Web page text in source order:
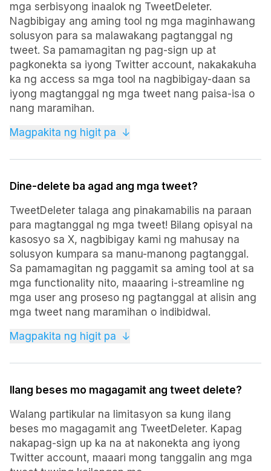
mga serbisyong inaalok ng TweetDeleter.
Nagbibigay ang aming tool ng mga maginhawang
solusyon para sa malawakang pagtanggal ng
tweet. Sa pamamagitan ng pag-sign up at
pagkonekta sa iyong Twitter account, nakakakuha
ka ng access sa mga tool na nagbibigay-daan sa
iyong magtanggal ng mga tweet nang paisa-isa o
nang maramihan.
Naghahanap ka man na mag-alis ng mga partikular
petsa, madaling tanggalin ang mga lumang post, o
nag-aalok ang TweetDeleter ng mga functionality
upang matugunan ang iyong mga
pangangailangan, kabilang ang kakayahang
magtanggal ng libu-libong tweet nang sabay-
sabay. Sa mga opsyon para sa piling pagtanggal
batay sa pamantayan gaya ng petsa, keyword, o
uri ng media, maaari mong i-customize nang
mahusay ang iyong proseso ng pagtanggal. Bukod
pa rito, tinitiyak ng TweetDeleter ang seguridad at
pagiging maaasahan sa pamamahala ng iyong
Twitter account, na nagbibigay ng kapayapaan ng
sa online.
Magpakita ng higit pa ↓
Dine-delete ba agad ang mga tweet?
TweetDeleter talaga ang pinakamabilis na paraan
para magtanggal ng mga tweet! Bilang opisyal na
kasosyo sa X, nagbibigay kami ng mahusay na
solusyon kumpara sa manu-manong pagtanggal.
Sa pamamagitan ng paggamit sa aming tool at sa
mga functionality nito, maaaring i-streamline ng
mga user ang proseso ng pagtanggal at alisin ang
mga tweet nang maramihan o indibidwal.
Gayunpaman, mahalagang tandaan na ang oras na
maaaring mag-iba depende sa mga kadahilanan
ang bilis ng pagproseso ng X (Twitter).
Magpakita ng higit pa ↓
Ilang beses mo magagamit ang tweet delete?
Walang partikular na limitasyon sa kung ilang
beses mo magagamit ang TweetDeleter. Kapag
nakapag-sign up ka na at nakonekta ang iyong
Twitter account, maaari mong tanggalin ang mga